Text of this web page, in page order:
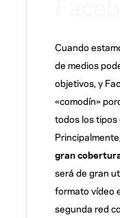
Cuando
de medios
objetivos, y
«comodín»
todos los tipos
gran
será de gran
formato vídeo
segunda red